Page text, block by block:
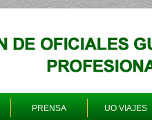
PRENSA UO VIAJES